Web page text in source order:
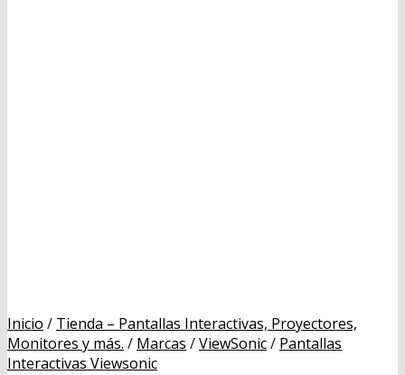
Inicio / Tienda – Pantallas Interactivas, Proyectores,
Monitores y más. / Marcas /ViewSonic/ Pantallas
Interactivas Viewsonic